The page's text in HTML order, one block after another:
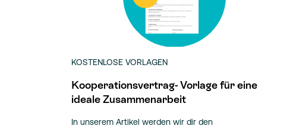
KOSTENLOSE VORLAGEN
Kooperationsvertrag- Vorlage für eine
ideale Zusammenarbeit
In unserem Artikel werden wir dir den